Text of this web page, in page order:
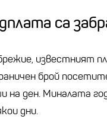
са
известният
брой
на ден. Миналата
дни.